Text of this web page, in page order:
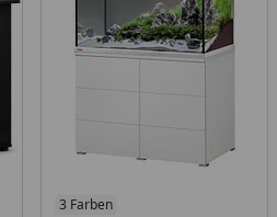
3 Farben